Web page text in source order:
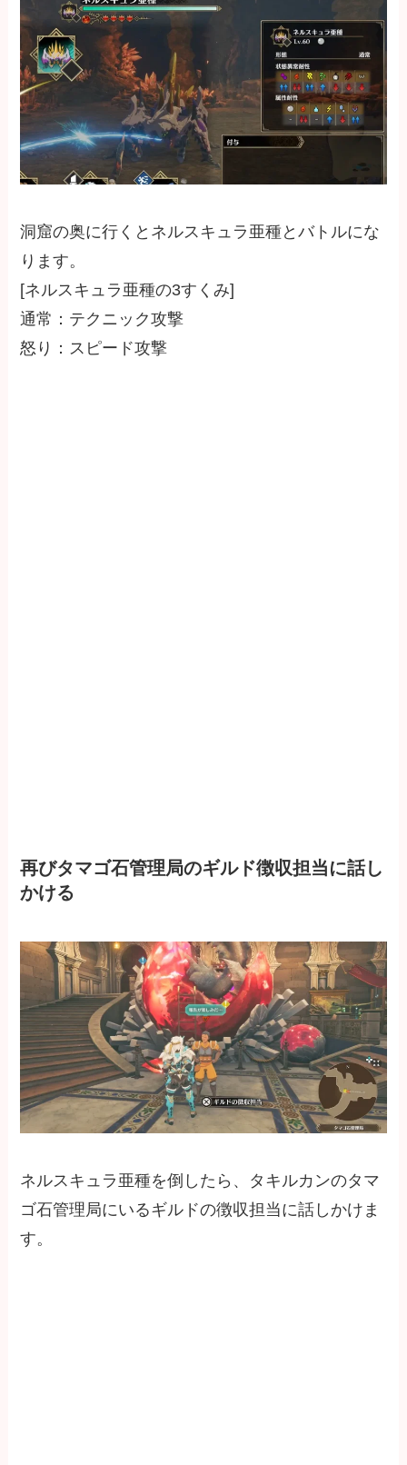
洞窟の奥に行くとネルスキュラ亜種とバトルにな
ります。
[ネルスキュラ亜種の3すくみ]
通常：テクニック攻撃
怒り：スピード攻撃
再びタマゴ石管理局のギルド徴収担当に話し
かける
ネルスキュラ亜種を倒したら、タキルカンのタマ
ゴ石管理局にいるギルドの徴収担当に話しかけま
す。